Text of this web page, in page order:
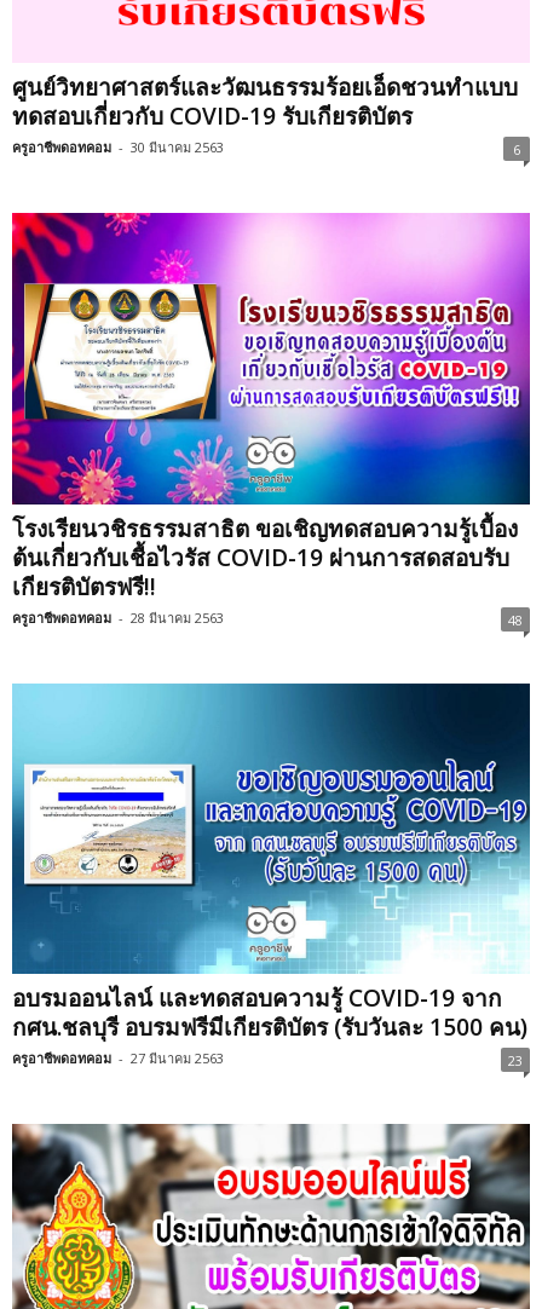
ศูนย์วิทยาศาสตร์และวัฒนธรรมร้อยเอ็ดชวนทำแบบ
ทดสอบเกี่ยวกับ COVID-19 รับเกียรติบัตร
ครูอาชีพดอทคอม - 30 มีนาคม 2563 6
โรงเรียนวชิรธรรมสาธิต ขอเชิญทดสอบความรู้เบื้อง
ต้นเกี่ยวกับเชื้อไวรัส COVID-19 ผ่านการสดสอบรับ
เกียรติบัตรฟรี!!
ครูอาชีพดอทคอม - 28 มีนาคม 2563 48
อบรมออนไลน์ และทดสอบความรู้ COVID-19 จาก
กศน.ชลบุรี อบรมฟรีมีเกียรติบัตร (รับวันละ 1500 คน)
ครูอาชีพดอทคอม - 27 มีนาคม 2563 23